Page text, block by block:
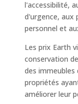
l'accessibilité,
d'urgence, aux
personnel et
Les prix Earth
conservation
des
propriétés
améliorer leur